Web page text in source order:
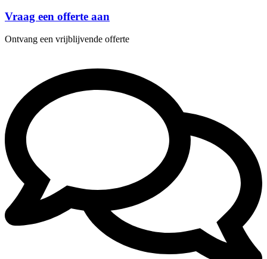
Vraag een offerte aan
Ontvang een vrijblijvende offerte